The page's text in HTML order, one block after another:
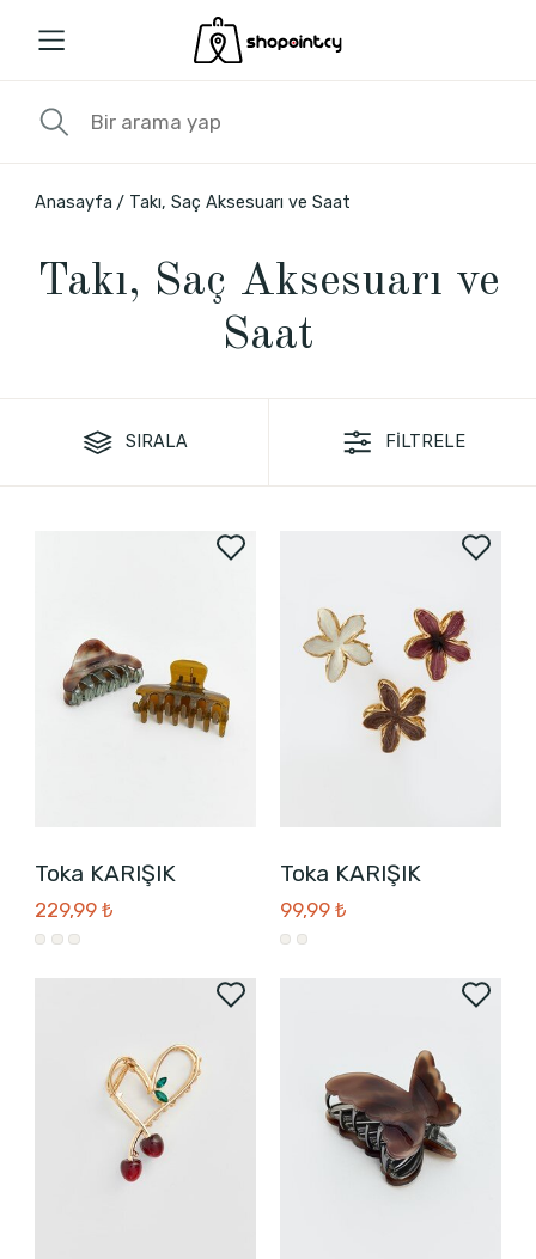
Anasayfa Takı, Saç Aksesuarı ve Saat
Takı, Saç Aksesuarı ve
Saat
SIRALA FİLTRELE
Toka KARIŞIK
229,99 ₺
Toka KARIŞIK
99,99 ₺